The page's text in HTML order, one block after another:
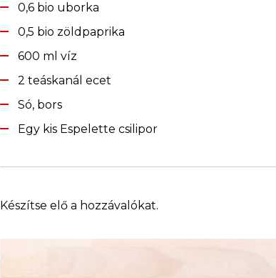
0,6 bio uborka
0,5 bio zöldpaprika
600 ml víz
2 teáskanál ecet
Só, bors
Egy kis Espelette csilipor
Készítse elő a hozzávalókat.